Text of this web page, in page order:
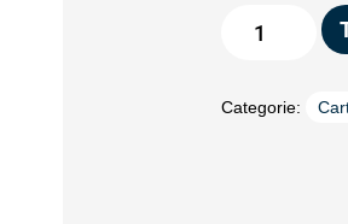
Categorie: